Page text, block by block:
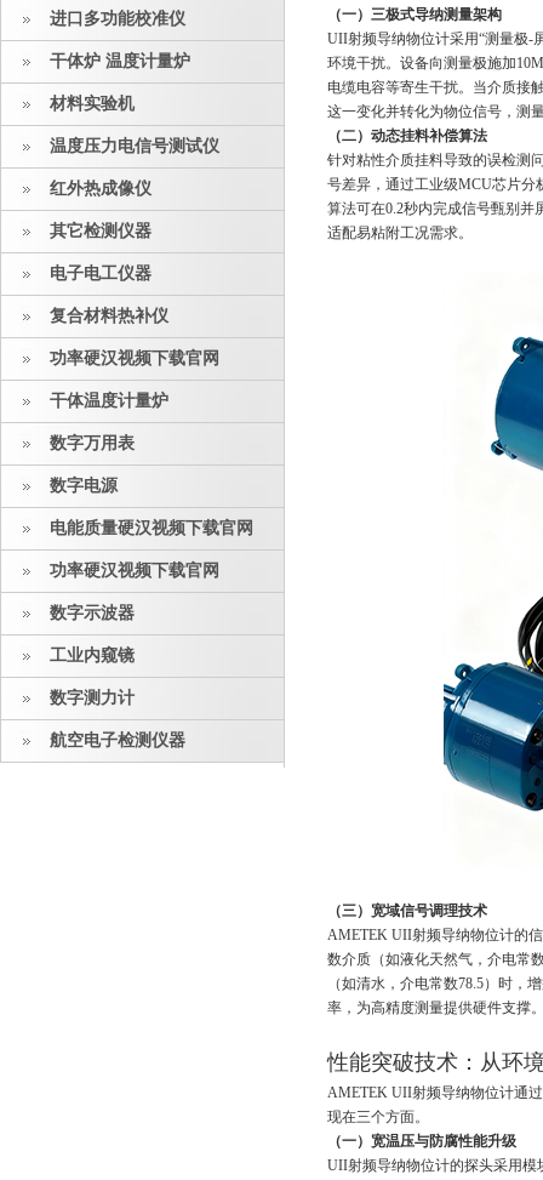
进口多功能校准仪
干体炉 温度计量炉
材料实验机
温度压力电信号测试仪
红外热成像仪
其它检测仪器
电子电工仪器
复合材料热补仪
功率硬汉视频下载官网
干体温度计量炉
数字万用表
数字电源
电能质量硬汉视频下载官网
功率硬汉视频下载官网
数字示波器
工业内窥镜
数字测力计
航空电子检测仪器
（一）三极式导纳测量架构
UII射频导纳物位计采用“测量极-屏
环境干扰。设备向测量极施加
电缆电容等寄生干扰。当介质接
这一变化并转化为物位信号，
（二）动态挂料补偿算法
针对粘性介质挂料导致的误检测问
号差异，通过工业级MCU芯片
算法可在0.2秒内完成信号甄别并屏
适配易粘附工况需求。
（三）宽域信号调理技术
AMETEK UII射频导纳物位计的信
数介质（如液化天然气，介电
（如清水，介电常数78.5）时
率，为高精度测量提供硬件支撑
性能突破技术：从
AMETEK UII射频导纳物位计通过
现在三个方面。
（一）宽温压与防腐性能升级
UII射频导纳物位计的探头采用模块